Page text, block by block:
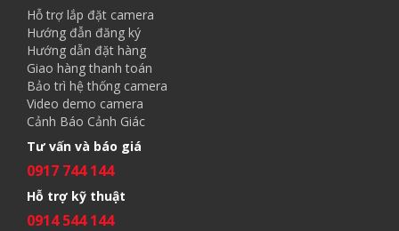
Hỗ trợ lắp đặt camera
Hướng đẫn đăng ký
Hướng dẫn đặt hàng
Giao hàng thanh toán
Bảo trì hệ thống camera
Video demo camera
Cảnh Báo Cảnh Giác
Tư vấn và báo giá
0917 744 144
Hỗ trợ kỹ thuật
0914 544 144